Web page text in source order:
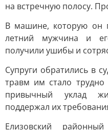
на встречную полосу.
В машине, которую он
летний мужчина и
получили ушибы и
Супруги обратились в
травм им стало трудно
привычный уклад
поддержал их
Елизовский